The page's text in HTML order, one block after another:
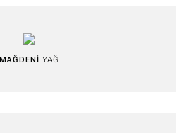
MAĞDENİ YAĞ